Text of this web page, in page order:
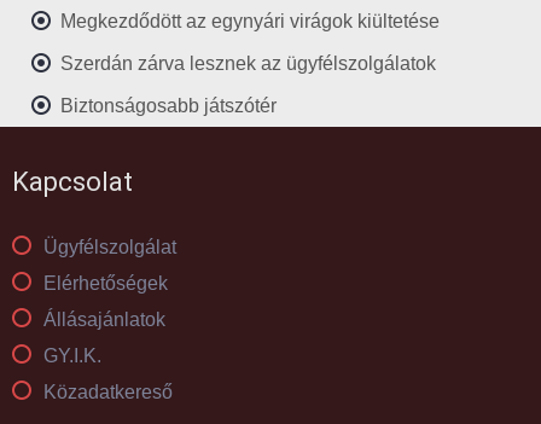
Megkezdődött az egynyári virágok kiültetése
Szerdán zárva lesznek az ügyfélszolgálatok
Biztonságosabb játszótér
Kapcsolat
Ügyfélszolgálat
Elérhetőségek
Állásajánlatok
GY.I.K.
Közadatkereső